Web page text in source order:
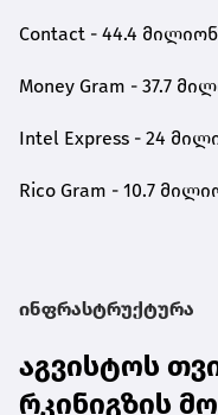
Contact - 44.4
Money Gram - 37.7
Intel Express - 24
Rico Gram - 10.7
ინფრასტრუქტურა
აგვისტოს
რკინიგზის